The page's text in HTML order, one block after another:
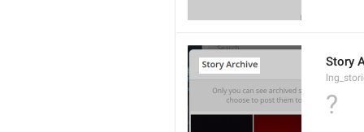
Story
?